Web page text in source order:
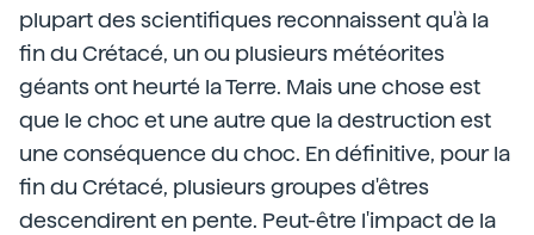
plupart des scientifiques reconnaissent qu'à la
fin du Crétacé, un ou plusieurs météorites
géants ont heurté la Terre. Mais une chose est
que le choc et une autre que la destruction est
une conséquence du choc. En définitive, pour la
fin du Crétacé, plusieurs groupes d'êtres
descendirent en pente. Peut-être l'impact de la